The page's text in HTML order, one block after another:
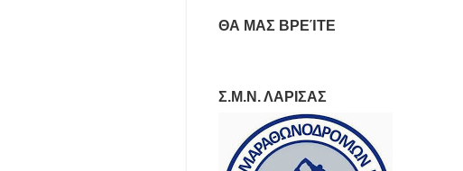
ΘΑ ΜΑΣ ΒΡΕΊΤΕ
Σ.Μ.Ν. ΛΑΡΙΣΑΣ